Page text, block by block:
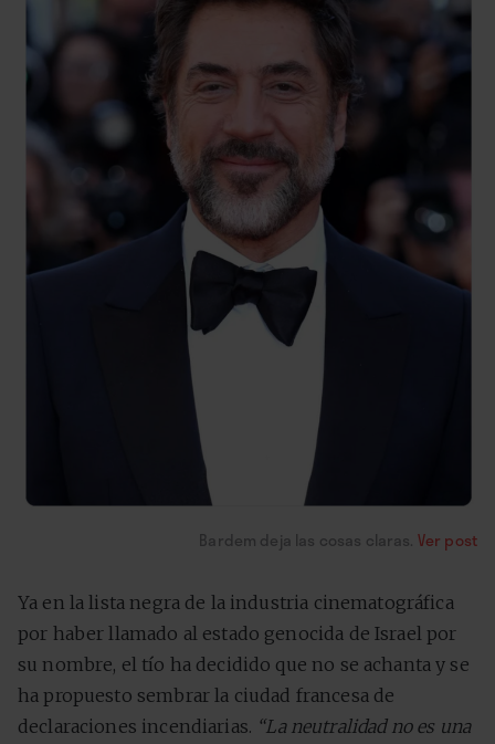
Bardem deja las cosas claras. Ver post
Ya en la lista negra de la industria cinematográfica
por haber llamado al estado genocida de Israel por
su nombre, el tío ha decidido que no se achanta y se
ha propuesto sembrar la ciudad francesa de
declaraciones incendiarias. “La neutralidad no es una